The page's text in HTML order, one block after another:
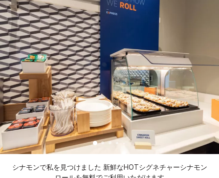
シナモンで私を見つけました 新鮮なHOTシグネチャーシナモン